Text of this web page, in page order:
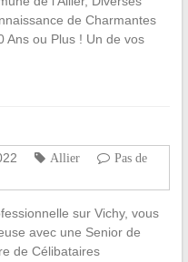
de Charmantes
Ans ou Plus ! Un de vos
Allier
Pas de
sur Vichy, vous
avec une Senior de
de Célibataires